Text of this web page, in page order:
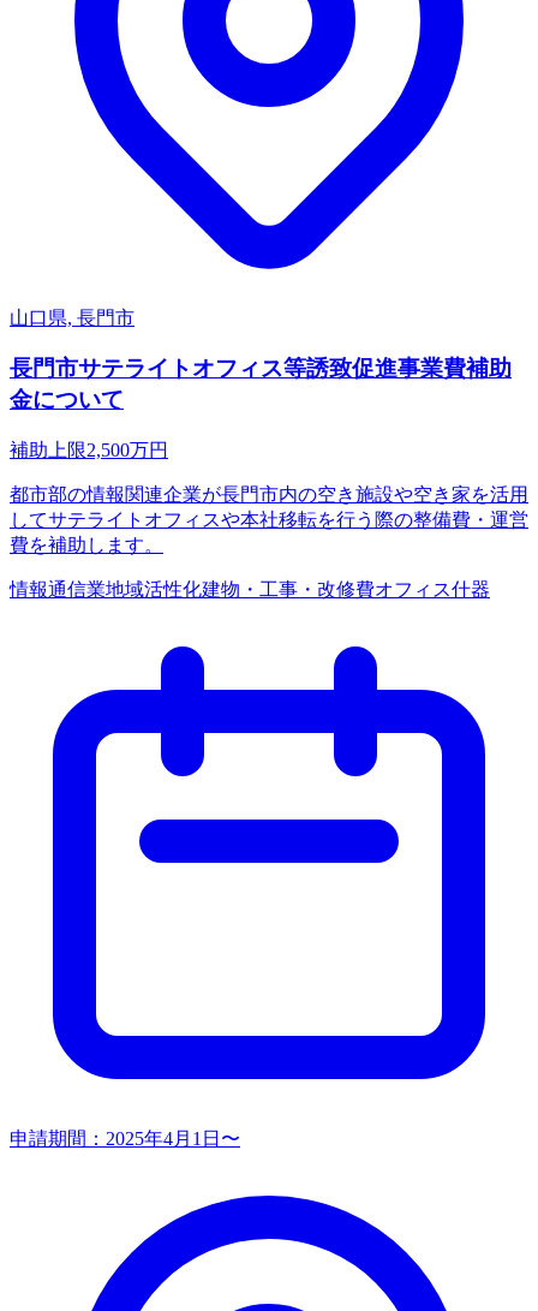
山口県, 長門市
長門市サテライトオフィス等誘致促進事業費補助
金について
補助上限2,500万円
都市部の情報関連企業が長門市内の空き施設や空き家を活用
してサテライトオフィスや本社移転を行う際の整備費・運営
費を補助します。
情報通信業地域活性化建物・工事・改修費オフィス什器
申請期間： 2025年4月1日〜